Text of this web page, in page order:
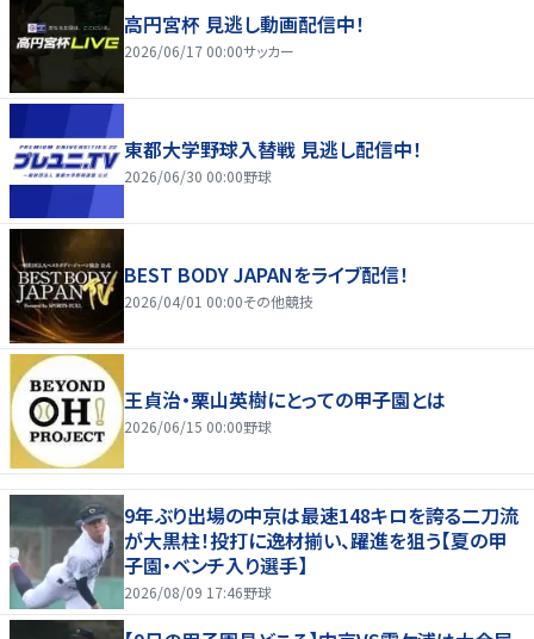
高円宮杯 見逃し動画配信中！
2026/06/17 00:00サッカー
東都大学野球入替戦 見逃し配信中！
2026/06/30 00:00野球
BEST BODY JAPANをライブ配信！
2026/04/01 00:00その他競技
王貞治・栗山英樹にとっての甲子園とは
2026/06/15 00:00野球
9年ぶり出場の中京は最速148キロを誇る二刀流
が大黒柱！投打に逸材揃い、躍進を狙う【夏の甲
子園・ベンチ入り選手】
2026/08/09 17:46野球